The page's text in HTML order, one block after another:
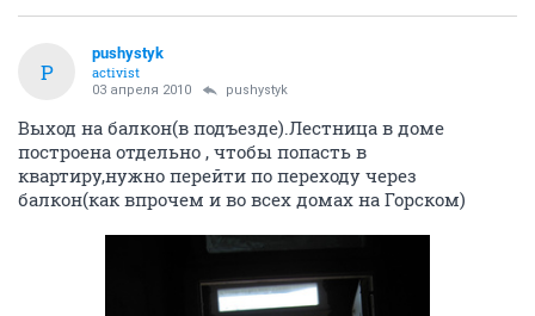
P
pushystyk
activist
03 апреля 2010 pushystyk
Выход на балкон(в подъезде).Лестница в доме
построена отдельно , чтобы попасть в
квартиру,нужно перейти по переходу через
балкон(как впрочем и во всех домах на Горском)